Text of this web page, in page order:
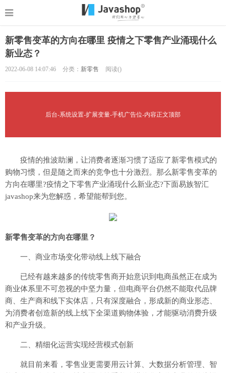
新零售变革的方向在哪里 疫情之下零售产业涌现什么
新业态？
2022-06-08 14:07:46 分类： 新零售 阅读()
后台-系统设置-扩展变量-手机广告位-内容正文顶部
疫情的推波助澜，让消费者逐渐习惯了适应了新零售模式的
购物习惯，但是随之而来的竞争也十分激烈。那么新零售变革的
方向在哪里?疫情之下零售产业涌现什么新业态?下面易族智汇
javashop来为您解惑，希望能帮到您。
新零售变革的方向在哪里？
一、商业市场变化带动线上线下融合
已经有越来越多的传统零售商开始意识到电商虽然正在成为
商业体系里不可忽视的中坚力量，但电商平台仍然不能取代品牌
商、生产商和线下实体店，只有深度融合，形成新的商业形态、
为消费者创造新的线上线下全渠道购物体验，才能驱动消费升级
和产业升级。
二、精细化运营实现经营模式创新
就目前来看，零售业更需要用云计算、大数据分析管理、智